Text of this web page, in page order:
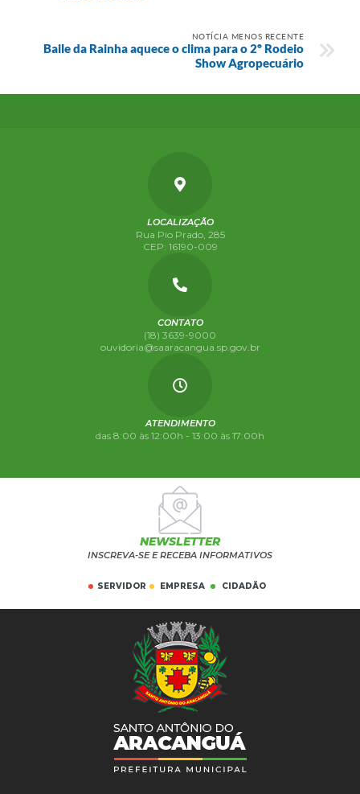
NOTÍCIA MENOS RECENTE
Baile da Rainha aquece o clima para o 2º Rodeio
Show Agropecuário
LOCALIZAÇÃO
Rua Pio Prado, 285
CEP: 16190-009
CONTATO
(18) 3639-9000
ouvidoria@saaracangua.sp.gov.br
ATENDIMENTO
das 8:00 às 12:00h - 13:00 às 17:00h
NEWSLETTER
INSCREVA-SE E RECEBA INFORMATIVOS
SERVIDOR EMPRESA CIDADÃO